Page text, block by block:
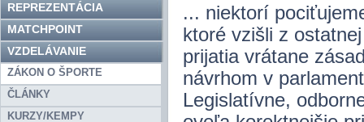
REPREZENTÁCIA
MATCHPOINT
VZDELÁVANIE
ZÁKON O ŠPORTE
ČLÁNKY
KURZY/KEMPY
... niektorí
ktoré vzišli z
prijatia vrátane
návrhom v
Legislatívne,